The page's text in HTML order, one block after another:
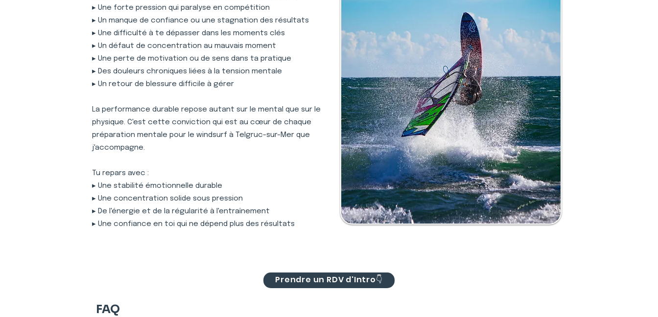
▸ Une forte pression qui paralyse en compétition
▸ Un manque de confiance ou une stagnation des résultats
▸ Une difficulté à te dépasser dans les moments clés
▸ Un défaut de concentration au mauvais moment
▸ Une perte de motivation ou de sens dans ta pratique
▸ Des douleurs chroniques liées à la tension mentale
▸ Un retour de blessure difficile à gérer
La performance durable repose autant sur le mental que sur le
physique. C'est cette conviction qui est au cœur de chaque
préparation mentale pour le windsurf à Telgruc-sur-Mer que
j'accompagne.
Tu repars avec :
▸ Une stabilité émotionnelle durable
▸ Une concentration solide sous pression
▸ De l'énergie et de la régularité à l'entraînement
▸ Une confiance en toi qui ne dépend plus des résultats
Prendre un RDV d'Intro👇
FAQ